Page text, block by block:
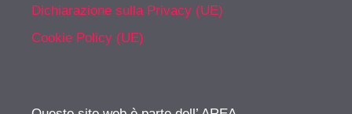
Dichiarazione sulla Privacy (UE)
Cookie Policy (UE)